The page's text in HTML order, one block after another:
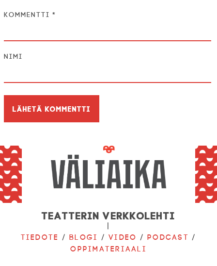
Kommentti *
Nimi
Teatterin verkkolehti
|
Tiedote /Blogi /Video /Podcast /
Oppimateriaali